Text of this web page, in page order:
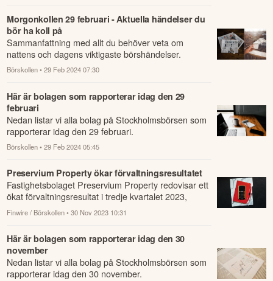
Morgonkollen 29 februari - Aktuella händelser du
bör ha koll på
Sammanfattning med allt du behöver veta om
nattens och dagens viktigaste börshändelser.
Börskollen • 29 Feb 2024 07:30
Här är bolagen som rapporterar idag den 29
februari
Nedan listar vi alla bolag på Stockholmsbörsen som
rapporterar idag den 29 februari.
Börskollen • 29 Feb 2024 05:45
Preservium Property ökar förvaltningsresultatet
Fastighetsbolaget Preservium Property redovisar ett
ökat förvaltningsresultat i tredje kvartalet 2023,
jämfört med samma kvartal året innan.
Finwire / Börskollen • 30 Nov 2023 10:31
Här är bolagen som rapporterar idag den 30
november
Nedan listar vi alla bolag på Stockholmsbörsen som
rapporterar idag den 30 november.